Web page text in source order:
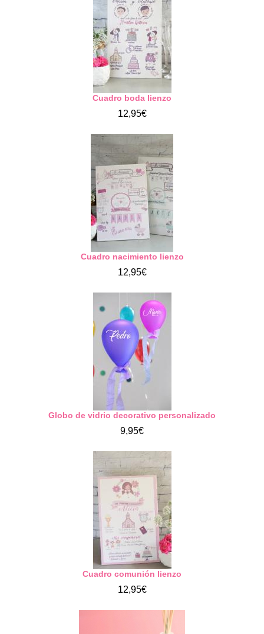
Cuadro boda lienzo
12,95€
Cuadro nacimiento lienzo
12,95€
Globo de vidrio decorativo personalizado
9,95€
Cuadro comunión lienzo
12,95€